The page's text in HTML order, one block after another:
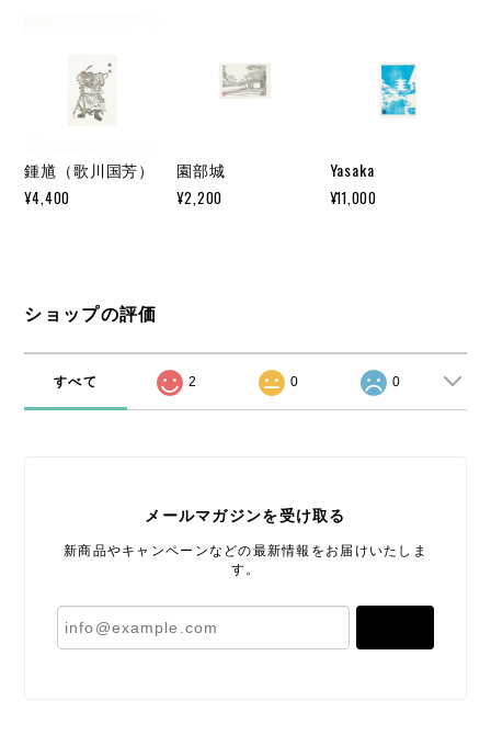
鍾馗（歌川国芳）
¥4,400
園部城
¥2,200
Yasaka
¥11,000
ショップの評価
すべて 2 0 0
メールマガジンを受け取る
新商品やキャンペーンなどの最新情報をお届けいたしま
す。